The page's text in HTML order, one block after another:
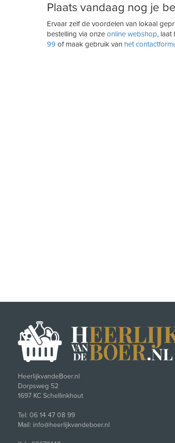
Plaats vandaag nog je
Ervaar zelf de voordelen van lokaal
bestelling via onze online webshop, laat
99 of maak gebruik van het
HeerlijkvandeBoer.nl
Dorpsweg 52
1697 KC Schellinkhout
Tel: 06 14 47 08 99
Mail: info@heerlijkvandeboer.nl